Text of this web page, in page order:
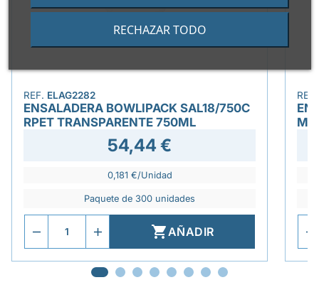
RECHAZAR TODO
REF. ELAG2282
ENSALADERA BOWLIPACK SAL18/750C
RPET TRANSPARENTE 750ML
54,44 €
0,181 €/Unidad
Paquete de 300 unidades
AÑADIR